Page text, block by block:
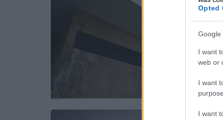
Opted
Google
I want
web or
I want
I want